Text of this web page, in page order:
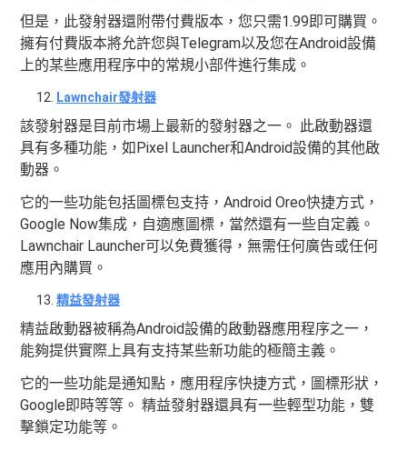
但是，此發射器還附帶付費版本，您只需1.99即可購買。
擁有付費版本將允許您與Telegram以及您在Android設備
上的某些應用程序中的常規小部件進行集成。
Lawnchair發射器
該發射器是目前市場上最新的發射器之一。 此啟動器還
具有多種功能，如Pixel Launcher和Android設備的其他啟
動器。
它的一些功能包括圖標包支持，Android Oreo快捷方式，
Google Now集成，自適應圖標，當然還有一些自定義。
Lawnchair Launcher可以免費獲得，無需任何廣告或任何
應用內購買。
精益發射器
精益啟動器被稱為Android設備的啟動器應用程序之一，
能夠提供實際上具有支持某些新功能的極簡主義。
它的一些功能是通知點，應用程序快捷方式，圖標形狀，
Google即時等等。 精益發射器還具有一些輕型功能，雙
擊鎖定功能等。